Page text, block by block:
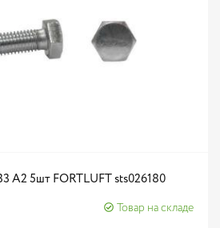
A2 5шт FORTLUFT sts026180
Товар на складе